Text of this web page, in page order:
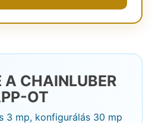
A CHAINLUBER
OT
3 mp, konfigurálás 30 mp